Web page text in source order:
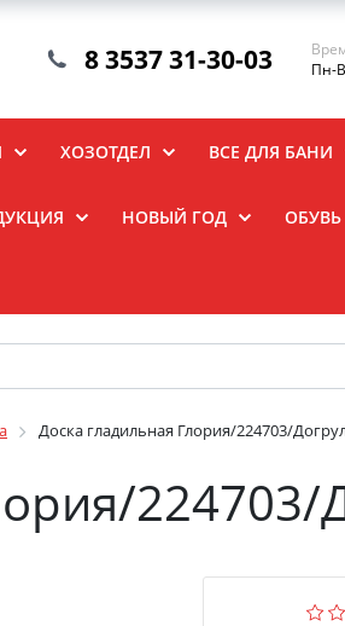
8 3537 31-30-03
Пн-
ХОЗОТДЕЛ ВСЕ ДЛЯ БАНИ
НОВЫЙ ГОД ОБУВЬ
Доска гладильная Глория/224703/
224703/